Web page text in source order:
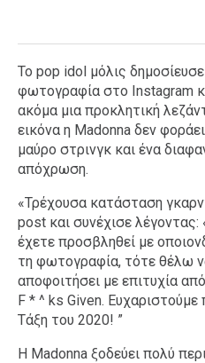
Το pop idol μόλις
φωτογραφία στο Instagram
ακόμα μια προκλητική
εικόνα η Madonna δεν
μαύρο στρινγκ και ένα
απόχρωση.
«Τρέχουσα κατάσταση
post και συνέχισε
έχετε προσβληθεί με
τη φωτογραφία, τότε θέλω
αποφοιτήσει με επιτυχία
F * ^ ks Given.
Τάξη του 2020! ”
Η Madonna ξοδεύει πολύ